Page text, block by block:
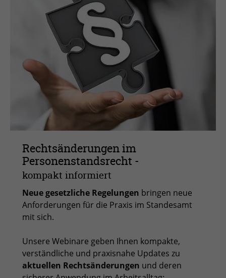
Rechtsänderungen im
Personenstandsrecht -
kompakt informiert
Neue gesetzliche Regelungen bringen neue
Anforderungen für die Praxis im Standesamt
mit sich.
Unsere Webinare geben Ihnen kompakte,
verständliche und praxisnahe Updates zu
aktuellen Rechtsänderungen und deren